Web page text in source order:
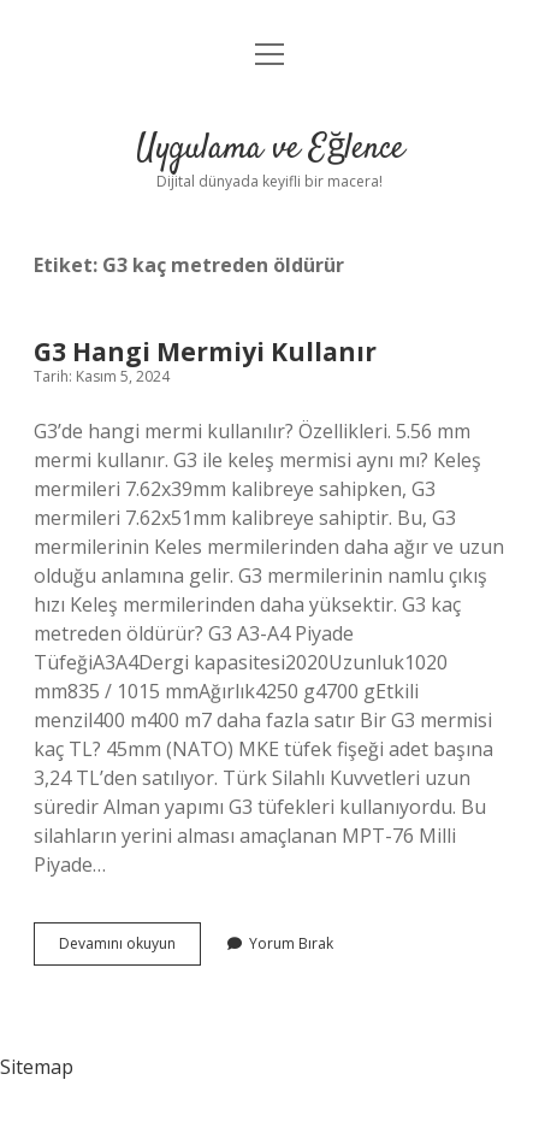
Anasayfa
Yasal Uyarı
menüyü
Uygulama ve Eğlence
Dijital dünyada keyifli bir macera!
Etiket: G3 kaç metreden öldürür
G3 Hangi Mermiyi Kullanır
Tarih: Kasım 5, 2024
G3’de hangi mermi kullanılır? Özellikleri. 5.56 mm
mermi kullanır. G3 ile keleş mermisi aynı mı? Keleş
mermileri 7.62x39mm kalibreye sahipken, G3
mermileri 7.62x51mm kalibreye sahiptir. Bu, G3
mermilerinin Keles mermilerinden daha ağır ve uzun
olduğu anlamına gelir. G3 mermilerinin namlu çıkış
hızı Keleş mermilerinden daha yüksektir. G3 kaç
metreden öldürür? G3 A3-A4 Piyade
TüfeğiA3A4Dergi kapasitesi2020Uzunluk1020
mm835 / 1015 mmAğırlık4250 g4700 gEtkili
menzil400 m400 m7 daha fazla satır Bir G3 mermisi
kaç TL? 45mm (NATO) MKE tüfek fişeği adet başına
3,24 TL’den satılıyor. Türk Silahlı Kuvvetleri uzun
süredir Alman yapımı G3 tüfekleri kullanıyordu. Bu
silahların yerini alması amaçlanan MPT-76 Milli
Piyade…
Devamını okuyun
Hangi
Yorum Bırak
Sitemap